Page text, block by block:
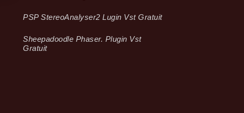
PSP StereoAnalyser2 Lugin Vst Gratuit
Sheepadoodle Phaser. Plugin Vst
Gratuit